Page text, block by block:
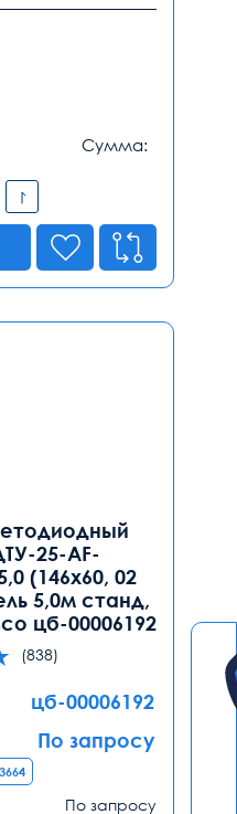
Сумма:
25-AF-
(146х60, 02
5,0м станд,
цб-00006192
(838)
цб-00006192
По запросу
По запросу